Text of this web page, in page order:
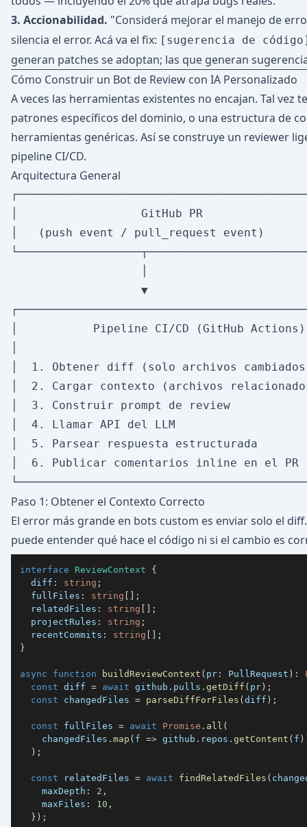
3. Accionabilidad. "Considerá mejorar el manejo de
silencia el error. Acá va el fix: [sugerencia de
generan patches se adoptan; las que generan
Cómo Construir un Bot de Review con IA Personalizado
A veces las herramientas existentes no encajan. Tal vez
patrones específicos del dominio, o una estructura de
herramientas genéricas. Así se construye un reviewer
pipeline CI/CD.
Arquitectura General
│                  GitHub PR
│   (push event / pull_request event)
                   ▼
│           Pipeline CI/CD (GitHub
│  1. Obtener diff (solo archivos
│  2. Cargar contexto (archivos
│  3. Construir prompt de review
│  4. Llamar API del LLM
│  5. Parsear respuesta estructurada
│  6. Publicar comentarios inline en el
Paso 1: Obtener el Contexto Correcto
El error más grande en bots custom es enviar solo el
puede entender qué hace el código ni si el cambio es
interface ReviewContext
{
  diff
: string ;
  fullFiles
: string [ ] ;
  relatedFiles
: string [ ] ;
  projectRules
: string ;
  recentCommits
: string [ ] ;
}
async function buildReviewContext ( pr : PullRequest ) :
const diff = await github . pulls . getDiff ( pr) ;
const changedFiles = parseDiffForFiles (diff ) ;
const fullFiles = await Promise . all (
    changedFiles
. map ( f => github . repos . getContent ( f )
) ;
const relatedFiles = await findRelatedFiles (
    maxDepth
: 2 ,
    maxFiles
: 10 ,
} ) ;